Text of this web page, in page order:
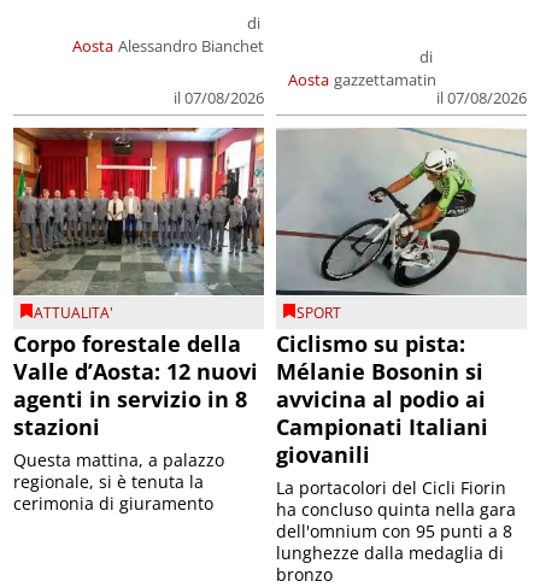
Aosta
di
Alessandro Bianchet
il 07/08/2026
Aosta
di
gazzettamatin
il 07/08/2026
ATTUALITA'
Corpo forestale della
Valle d’Aosta: 12 nuovi
agenti in servizio in 8
stazioni
Questa mattina, a palazzo
regionale, si è tenuta la
cerimonia di giuramento
SPORT
Ciclismo su pista:
Mélanie Bosonin si
avvicina al podio ai
Campionati Italiani
giovanili
La portacolori del Cicli Fiorin
ha concluso quinta nella gara
dell'omnium con 95 punti a 8
lunghezze dalla medaglia di
bronzo